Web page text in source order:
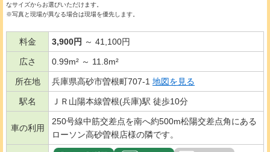
なサイズからお選びいただけます。
※写真と現場が異なる場合は現場を優先します。
料金 3,900円 ～ 41,100円
広さ 0.99m² ～ 11.8m²
所在地 兵庫県高砂市曽根町707-1 地図を見る
駅名 ＪＲ山陽本線曽根(兵庫)駅 徒歩10分
車の利用
250号線中筋交差点を南へ約500m松陽交差点角にある
ローソン高砂曽根店様の隣です。